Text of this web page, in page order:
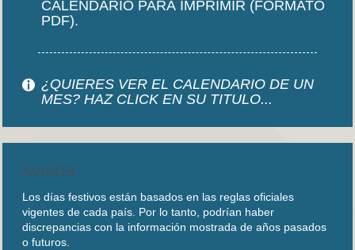
CALENDARIO PARA IMPRIMIR (FORMATO
PDF).
¿QUIERES VER EL CALENDARIO DE UN
MES? HAZ CLICK EN SU TITULO...
AVISOS
Los días festivos están basados en las reglas oficiales
vigentes de cada país. Por lo tanto, podrían haber
discrepancias con la información mostrada de años pasados
o futuros.